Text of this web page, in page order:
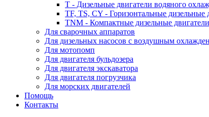
T - Дизельные двигатели водяного
TF, TS, CY - Горизонтальные дизельные
TNM - Компактные дизельные
Для сварочных аппаратов
Для дизельных насосов с воздушным
Для мотопомп
Для двигателя бульдозера
Для двигателя экскаватора
Для двигателя погрузчика
Для морских двигателей
Помощь
Контакты